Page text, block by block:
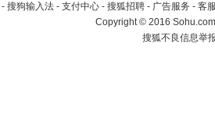
- 搜狗输入法 - 支付中心 - 搜狐招聘 - 广告服务 - 客
Copyright©2016
搜狐不良信息举